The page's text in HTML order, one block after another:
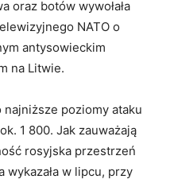
oraz botów wywołała
NATO o
antysowieckim
na Litwie.
najniższe poziomy ataku
1 800. Jak zauważają
rosyjska przestrzeń
w lipcu, przy